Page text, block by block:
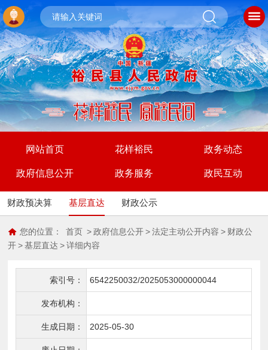
网站首页 花样裕民 政务动态
政府信息公开 政务服务 政民互动
财政预决算 基层直达 财政公示
您的位置： 首页 > 政府信息公开 > 法定主动公开内容 > 财政公
开 > 基层直达 > 详细内容
索引号： 6542250032/2025053000000044
发布机构：
生成日期： 2025-05-30